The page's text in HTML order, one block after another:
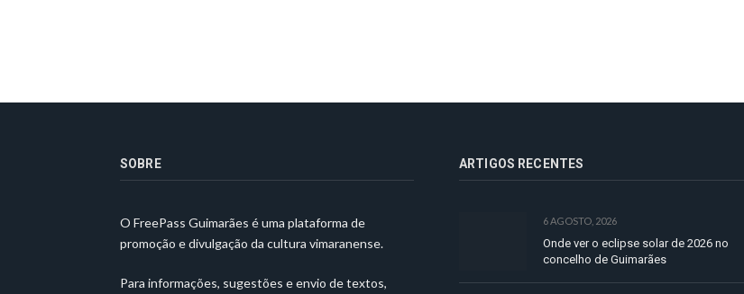
SOBRE
O FreePass Guimarães é uma plataforma de
promoção e divulgação da cultura vimaranense.
Para informações, sugestões e envio de textos,
ARTIGOS RECENTES
6 AGOSTO, 2026
Onde ver o eclipse solar de 2026 no
concelho de Guimarães